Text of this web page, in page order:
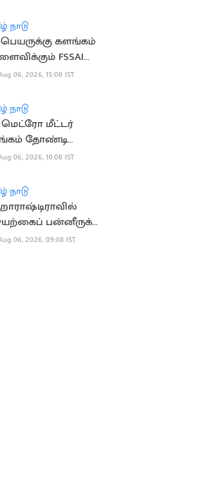
நாடு
களங்கம்
FSSAI
டாபர்
06, 2026, 15:08 IST
நாடு
மெட்ரோ மீட்டர்
தோண்டி
இயந்திரம்
06, 2026, 10:08 IST
நாடு
பன்னீருக்கு
தடை
06, 2026, 09:08 IST